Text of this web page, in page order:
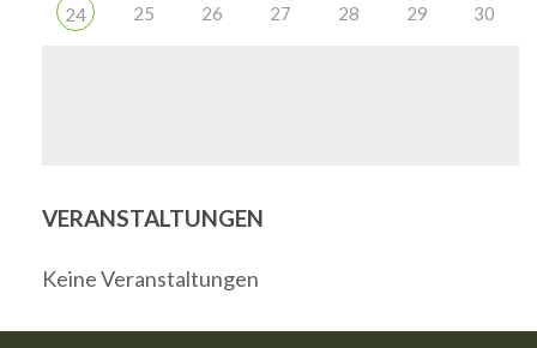
24 25 26 27 28 29 30
VERANSTALTUNGEN
Keine Veranstaltungen